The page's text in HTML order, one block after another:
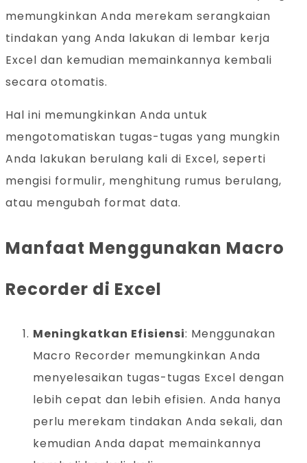
memungkinkan Anda merekam serangkaian
tindakan yang Anda lakukan di lembar kerja
Excel dan kemudian memainkannya kembali
secara otomatis.
Hal ini memungkinkan Anda untuk
mengotomatiskan tugas-tugas yang mungkin
Anda lakukan berulang kali di Excel, seperti
mengisi formulir, menghitung rumus berulang,
atau mengubah format data.
Manfaat Menggunakan Macro
Recorder di Excel
Meningkatkan Efisiensi: Menggunakan
Macro Recorder memungkinkan Anda
menyelesaikan tugas-tugas Excel dengan
lebih cepat dan lebih efisien. Anda hanya
perlu merekam tindakan Anda sekali, dan
kemudian Anda dapat memainkannya